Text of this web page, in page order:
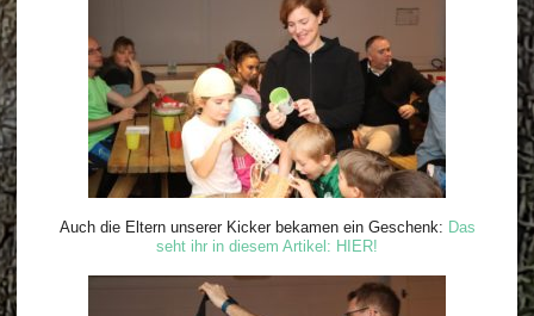
Auch die Eltern unserer Kicker bekamen ein Geschenk: Das
seht ihr in diesem Artikel: HIER!